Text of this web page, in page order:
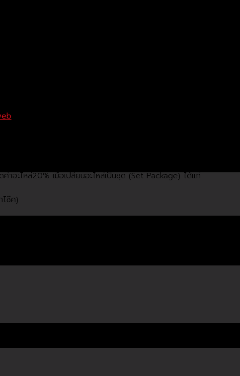
ง
าอะไหล่20% เมื่อเปลี่ยนอะไหล่เป็นชุด (Set Package) ได้แก่
ช๊ค)